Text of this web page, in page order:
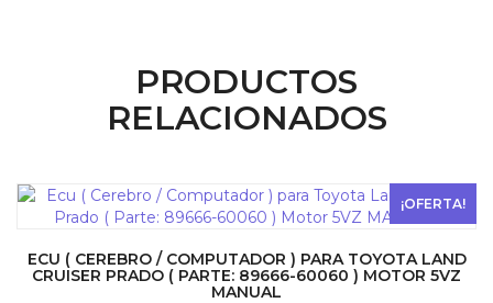
PRODUCTOS
RELACIONADOS
¡OFERTA!
ECU ( CEREBRO / COMPUTADOR ) PARA TOYOTA LAND
CRUISER PRADO ( PARTE: 89666-60060 ) MOTOR 5VZ
MANUAL